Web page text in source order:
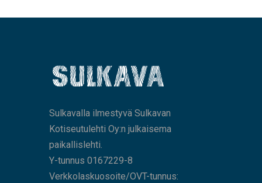
Sulkavalla ilmestyvä Sulkavan
Kotiseutulehti Oy:n julkaisema
paikallislehti.
Y-tunnus 0167229-8
Verkkolaskuosoite/OVT-tunnus: